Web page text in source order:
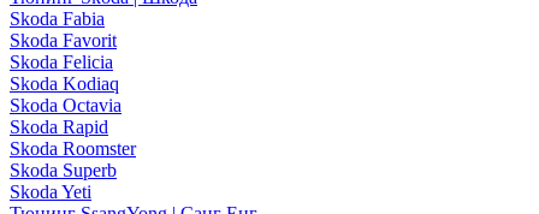
Skoda Fabia
Skoda Favorit
Skoda Felicia
Skoda Kodiaq
Skoda Octavia
Skoda Rapid
Skoda Roomster
Skoda Superb
Skoda Yeti